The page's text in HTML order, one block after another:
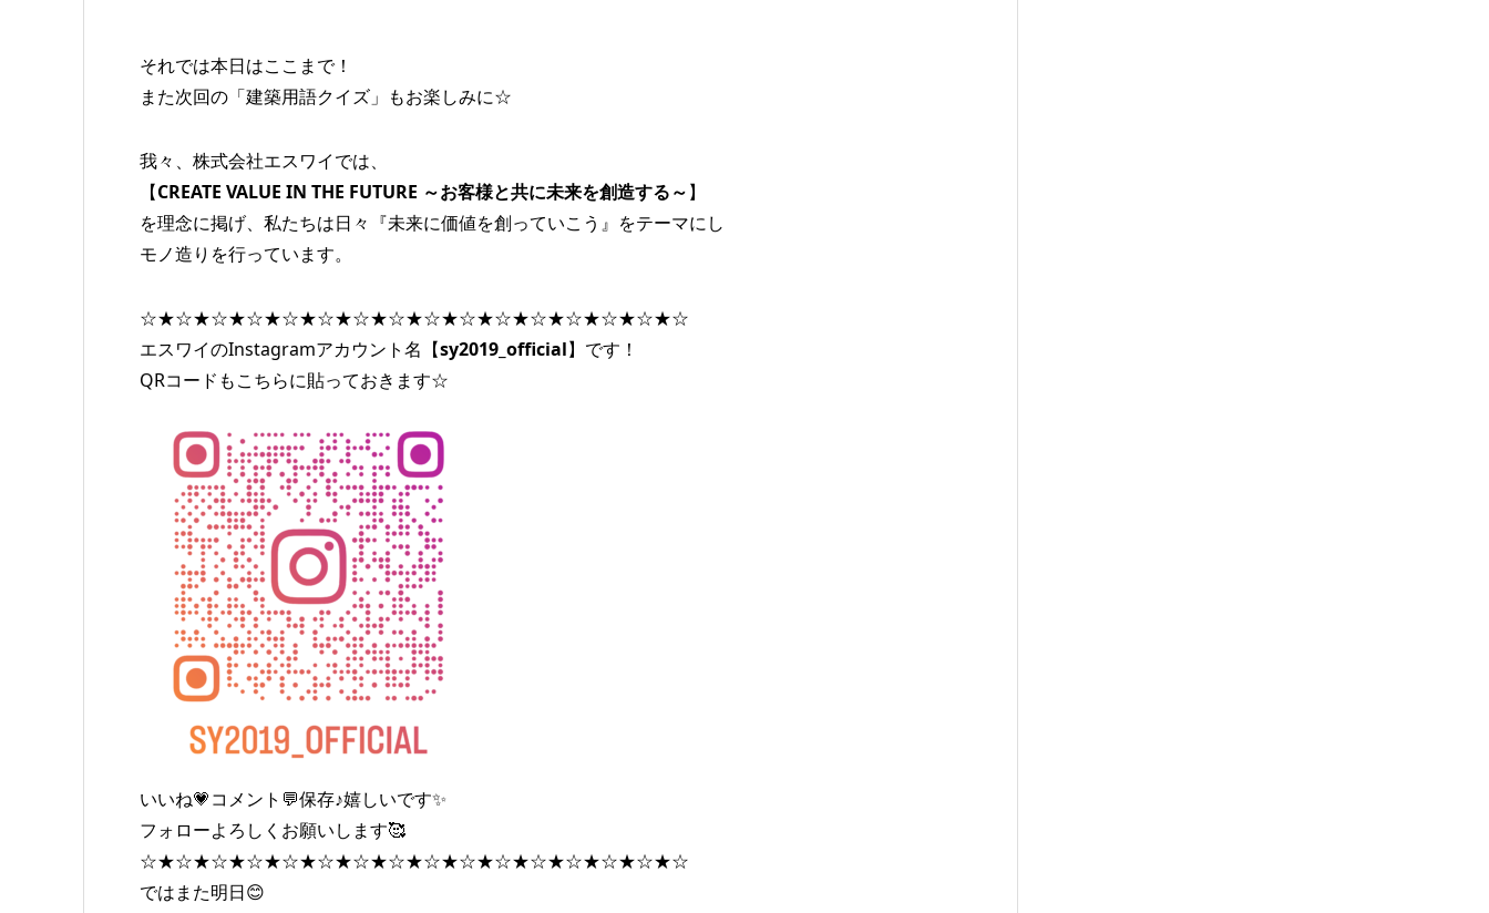
それでは本日はここまで！
また次回の「建築用語クイズ」もお楽しみに☆
我々、株式会社エスワイでは、
【CREATE VALUE IN THE FUTURE ～お客様と共に未来を創造する～】
を理念に掲げ、私たちは日々『未来に価値を創っていこう』をテーマにし
モノ造りを行っています。
☆★☆★☆★☆★☆★☆★☆★☆★☆★☆★☆★☆★☆★☆★☆★☆
エスワイのInstagramアカウント名【sy2019_official】です！
QRコードもこちらに貼っておきます☆
いいね💗コメント💬保存♪嬉しいです✨
フォローよろしくお願いします🥰
☆★☆★☆★☆★☆★☆★☆★☆★☆★☆★☆★☆★☆★☆★☆★☆
ではまた明日😊